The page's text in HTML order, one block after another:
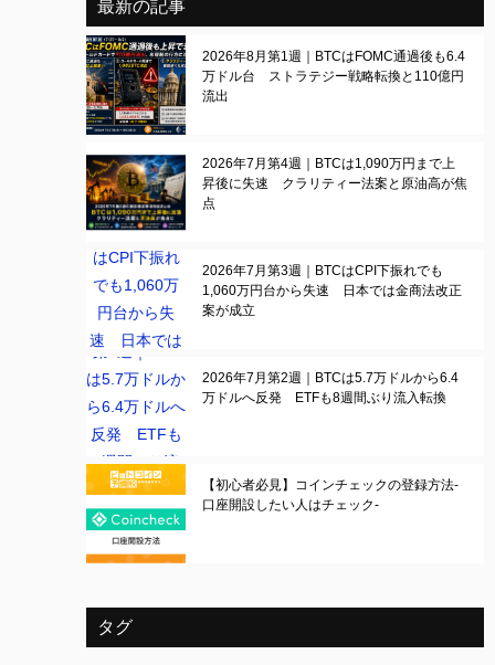
最新の記事
2026年8月第1週｜BTCはFOMC通過後も6.4
万ドル台 ストラテジー戦略転換と110億円
流出
2026年7月第4週｜BTCは1,090万円まで上
昇後に失速 クラリティー法案と原油高が焦
点
2026年7月第3週｜BTCはCPI下振れでも
1,060万円台から失速 日本では金商法改正
案が成立
2026年7月第2週｜BTCは5.7万ドルから6.4
万ドルへ反発 ETFも8週間ぶり流入転換
【初心者必見】コインチェックの登録方法-
口座開設したい人はチェック-
タグ